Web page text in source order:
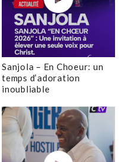
Sanjola – En Choeur: un
temps d’adoration
inoubliable